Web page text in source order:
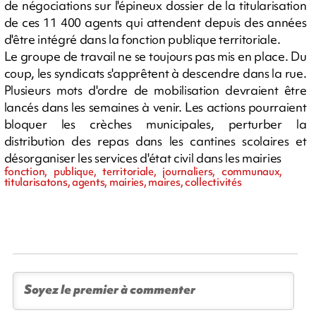
de négociations sur l'épineux dossier de la titularisation
de ces 11 400 agents qui attendent depuis des années
d'être intégré dans la fonction publique territoriale.
Le groupe de travail ne se toujours pas mis en place. Du
coup, les syndicats s'apprêtent à descendre dans la rue.
Plusieurs mots d'ordre de mobilisation devraient être
lancés dans les semaines à venir. Les actions pourraient
bloquer les crèches municipales, perturber la
distribution des repas dans les cantines scolaires et
désorganiser les services d'état civil dans les mairies
fonction, publique, territoriale, journaliers, communaux,
titularisatons, agents, mairies, maires, collectivités